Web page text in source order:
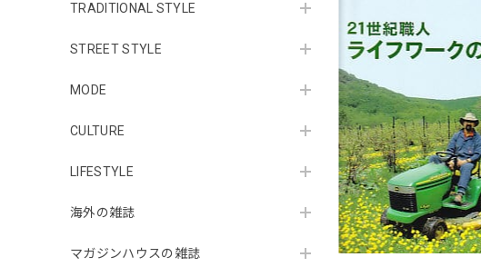
TRADITIONAL STYLE
STREET STYLE
MODE
CULTURE
LIFESTYLE
海外の雑誌
マガジンハウスの雑誌